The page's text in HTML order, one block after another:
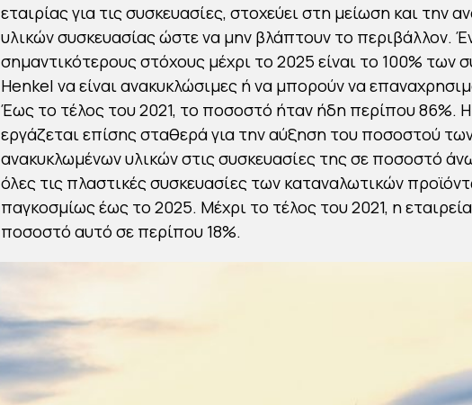
εταιρίας για τις συσκευασίες, στοχεύει στη μείωση και την
υλικών συσκευασίας ώστε να μην βλάπτουν το περιβάλλον.
σημαντικότερους στόχους μέχρι το 2025 είναι το 100% των
Henkel να είναι ανακυκλώσιμες ή να μπορούν να
Έως το τέλος του 2021, το ποσοστό ήταν ήδη περίπου 86%.
εργάζεται επίσης σταθερά για την αύξηση του ποσοστού
ανακυκλωμένων υλικών στις συσκευασίες της σε ποσοστό
όλες τις πλαστικές συσκευασίες των καταναλωτικών
παγκοσμίως έως το 2025. Μέχρι το τέλος του 2021, η
ποσοστό αυτό σε περίπου 18%.